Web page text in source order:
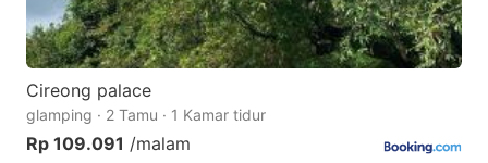
Cireong palace
glamping · 2 Tamu · 1 Kamar tidur
Rp 109.091 /malam